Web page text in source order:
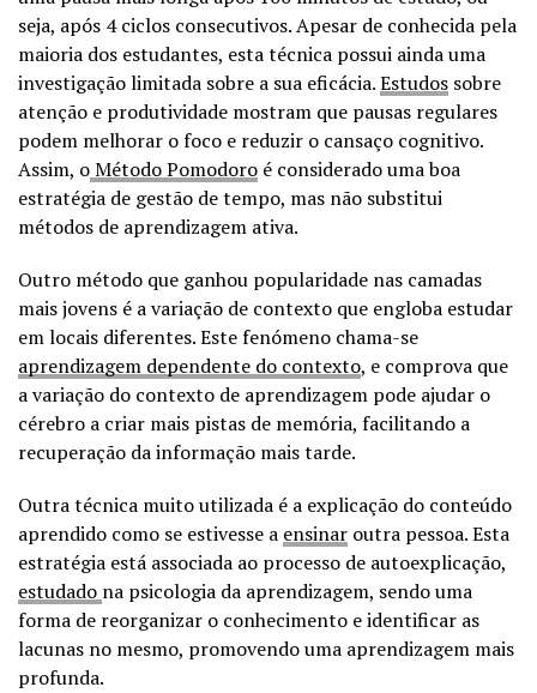
seja, após 4 ciclos consecutivos. Apesar de conhecida pela
maioria dos estudantes, esta técnica possui ainda uma
investigação limitada sobre a sua eficácia.Estudos sobre
atenção e produtividade mostram que pausas regulares
podem melhorar o foco e reduzir o cansaço cognitivo.
Assim, oMétodo Pomodoro é considerado uma boa
estratégia de gestão de tempo, mas não substitui
métodos de aprendizagem ativa.
Outro método que ganhou popularidade nas camadas
mais jovens é a variação de contexto que engloba estudar
em locais diferentes. Este fenómeno chama-se
aprendizagem dependente do contexto, e comprova que
a variação do contexto de aprendizagem pode ajudar o
cérebro a criar mais pistas de memória, facilitando a
recuperação da informação mais tarde.
Outra técnica muito utilizada é a explicação do conteúdo
aprendido como se estivesse a ensinar outra pessoa. Esta
estratégia está associada ao processo de autoexplicação,
estudado na psicologia da aprendizagem, sendo uma
forma de reorganizar o conhecimento e identificar as
lacunas no mesmo, promovendo uma aprendizagem mais
profunda.